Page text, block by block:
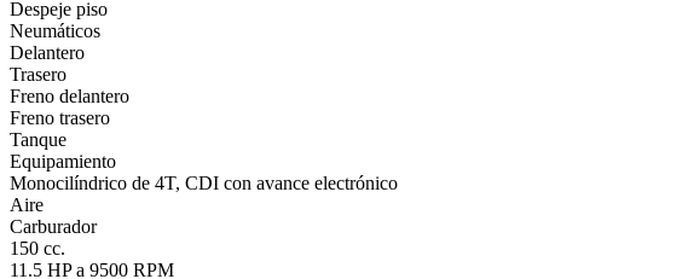
Despeje piso
Neumáticos
Delantero
Trasero
Freno delantero
Freno trasero
Tanque
Equipamiento
Monocilíndrico de 4T, CDI con avance electrónico
Aire
Carburador
150 cc.
11.5 HP a 9500 RPM